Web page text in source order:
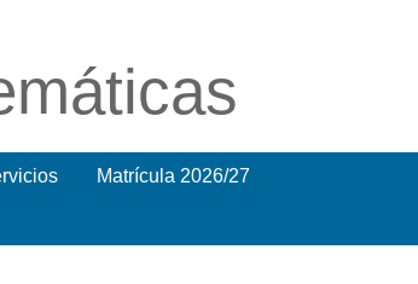
Matrícula 2026/27